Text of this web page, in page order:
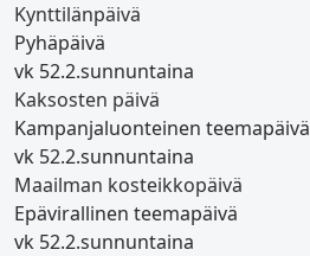
Kynttilänpäivä
Pyhäpäivä
vk 52.2.sunnuntaina
Kaksosten päivä
Kampanjaluonteinen teemapäivä
vk 52.2.sunnuntaina
Maailman kosteikkopäivä
Epävirallinen teemapäivä
vk 52.2.sunnuntaina